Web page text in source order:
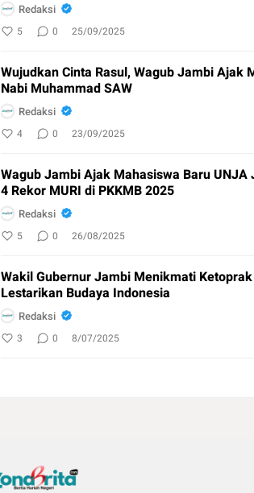
Redaksi
5 0 25/09/2025
Wujudkan Cinta Rasul, Wagub Jambi Ajak
Nabi Muhammad SAW
Redaksi
4 0 23/09/2025
Wagub Jambi Ajak Mahasiswa Baru
4 Rekor MURI di PKKMB 2025
Redaksi
5 0 26/08/2025
Wakil Gubernur Jambi Menikmati
Lestarikan Budaya Indonesia
Redaksi
3 0 8/07/2025